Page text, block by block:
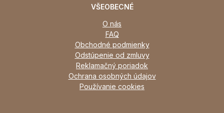
VŠEOBECNÉ
O nás
FAQ
Obchodné podmienky
Odstúpenie od zmluvy
Reklamačný poriadok
Ochrana osobných údajov
Používanie cookies